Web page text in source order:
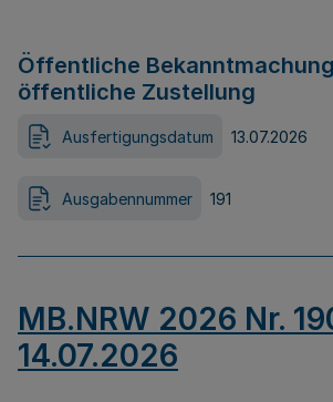
Öffentliche
öffentliche Zustellung
Ausfertigungsdatum 13.07.2026
Ausgabennummer 191
MB.NRW 2026 Nr.
14.07.2026